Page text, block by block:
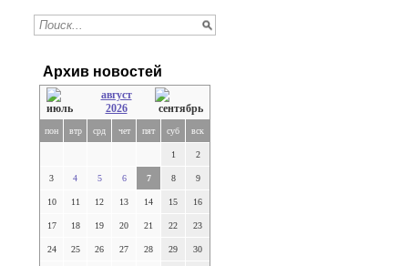
Архив новостей
август
2026
пон втр срд чет пят суб вск
1 2
3 4 5 6 7 8 9
10 11 12 13 14 15 16
17 18 19 20 21 22 23
24 25 26 27 28 29 30